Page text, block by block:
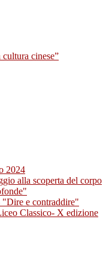
cinese”
2024
alla scoperta del corpo
"Dire e contraddire"
Classico- X edizione